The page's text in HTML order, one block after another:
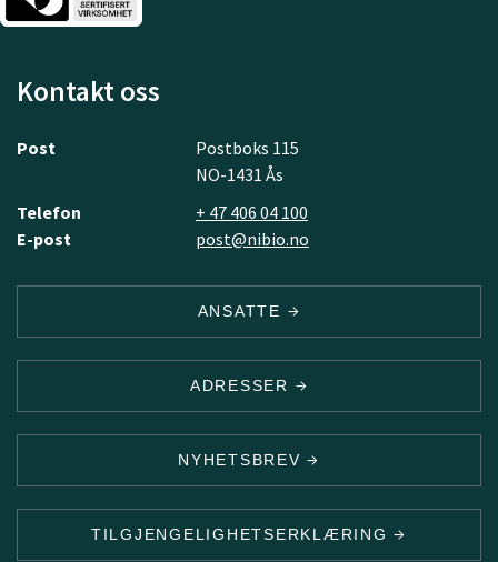
Kontakt oss
Post
Postboks 115
NO-1431 Ås
Telefon
+ 47 406 04 100
E-post
post@nibio.no
ANSATTE
ADRESSER
NYHETSBREV
TILGJENGELIGHETSERKLÆRING